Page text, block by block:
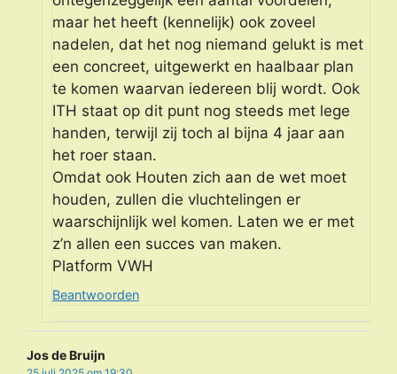
maar het heeft (kennelijk) ook zoveel
nadelen, dat het nog niemand gelukt is met
een concreet, uitgewerkt en haalbaar plan
te komen waarvan iedereen blij wordt. Ook
ITH staat op dit punt nog steeds met lege
handen, terwijl zij toch al bijna 4 jaar aan
het roer staan.
Omdat ook Houten zich aan de wet moet
houden, zullen die vluchtelingen er
waarschijnlijk wel komen. Laten we er met
z’n allen een succes van maken.
Platform VWH
Beantwoorden
Jos de Bruijn